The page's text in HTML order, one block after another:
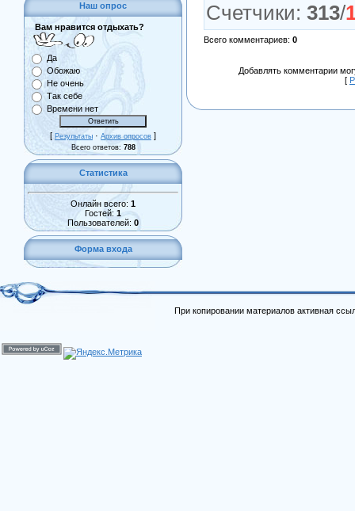
Наш опрос
Вам нравится отдыхать?
Да
Обожаю
Не очень
Так себе
Времени нет
[ Результаты · Архив опросов ]
Всего ответов: 788
Статистика
Онлайн всего: 1
Гостей: 1
Пользователей: 0
Форма входа
Счетчики: 313/
Всего комментариев: 0
Добавлять комментарии
[
При копировании материалов активная